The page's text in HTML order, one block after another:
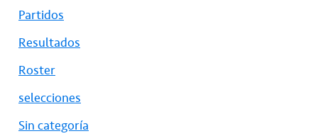
Partidos
Resultados
Roster
selecciones
Sin categoría